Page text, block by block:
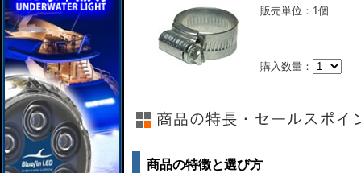
販売単位：1個
購入数量：
商品の特徴と選び方